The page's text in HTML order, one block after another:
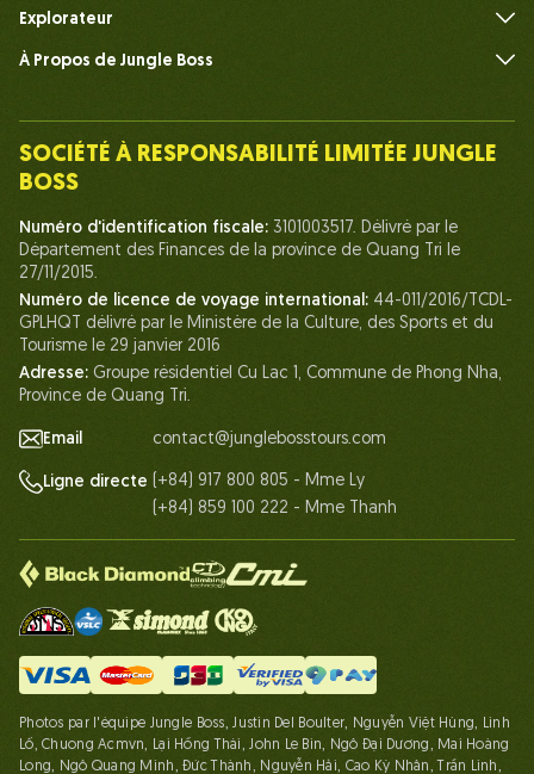
Explorateur
À Propos de Jungle Boss
Notre Équipe
Nos Certifications
Partenariats
Contactez-Nous
SOCIÉTÉ À RESPONSABILITÉ LIMITÉE JUNGLE
BOSS
Numéro d'identification fiscale: 3101003517. Délivré par le
Département des Finances de la province de Quang Tri le
27/11/2015.
Numéro de licence de voyage international: 44-011/2016/TCDL-
GPLHQT délivré par le Ministère de la Culture, des Sports et du
Tourisme le 29 janvier 2016
Adresse: Groupe résidentiel Cu Lac 1, Commune de Phong Nha,
Province de Quang Tri.
Email contact@junglebosstours.com
Ligne directe (+84) 917 800 805 - Mme Ly
(+84) 859 100 222 - Mme Thanh
Photos par l'équipe Jungle Boss, Justin Del Boulter, Nguyễn Việt Hùng, Linh
Lố, Chuong Acmvn, Lại Hồng Thái, John Le Bin, Ngô Đại Dương, Mai Hoàng
Long, Ngô Quang Minh, Đức Thành, Nguyễn Hải, Cao Kỳ Nhân, Trần Linh,